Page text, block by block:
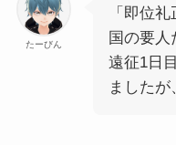
たーびん
「即位
国の要人
遠征1日
ましたが